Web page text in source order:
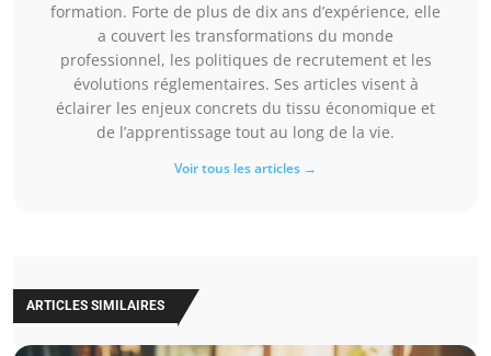
formation. Forte de plus de dix ans d’expérience, elle
a couvert les transformations du monde
professionnel, les politiques de recrutement et les
évolutions réglementaires. Ses articles visent à
éclairer les enjeux concrets du tissu économique et
de l’apprentissage tout au long de la vie.
Voir tous les articles →
ARTICLES SIMILAIRES